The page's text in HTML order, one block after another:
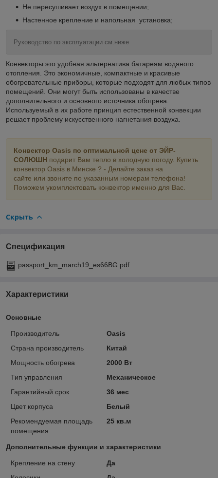
Не пересушивает воздух в помещении;
Настенное крепление и напольная установка;
Руководство по эксплуатации см.ниже
Конвекторы это удобная альтернатива батареям водяного
отопления. Это экономичные, компактные и красивые
обогревательные приборы, которые подходят для любых типов
помещений. Они могут быть использованы в качестве
дополнительного и основного источника обогрева.
Используемый в их работе принцип естественной конвекции
решает проблему искусственного нагнетания воздуха.
Конвектор Oasis по оптимальной цене от ЭЙР-
СОЛЮШН подарит Вам тепло в холодную погоду. Купить
конвектор Oasis в Минске ? - Делайте заказ на
сайте или звоните по указанным номерам телефона!
Поможем укомплектовать конвектор именно для Вас.
Скрыть
Спецификация
passport_km_march19_es66BG.pdf
Характеристики
Основные
Производитель
Oasis
Страна производитель
Китай
Мощность обогрева
2000 Вт
Тип управления
Механическое
Гарантийный срок
36 мес
Цвет корпуса
Белый
Рекомендуемая площадь
помещения
25 кв.м
Дополнительные функции и характеристики
Крепление на стену
Да